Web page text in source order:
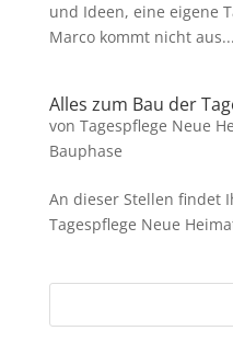
und Ideen, eine eigene
Marco kommt nicht aus...
Alles zum Bau der
von Tagespflege Neue
Bauphase
An dieser Stellen findet
Tagespflege Neue